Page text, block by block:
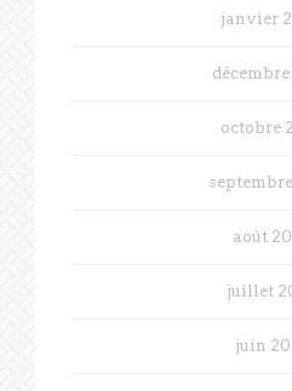
janvier
décembre
octobre
août
juillet
juin